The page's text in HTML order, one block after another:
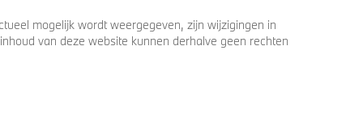
mogelijk wordt weergegeven, zijn wijzigingen in
van deze website kunnen derhalve geen rechten